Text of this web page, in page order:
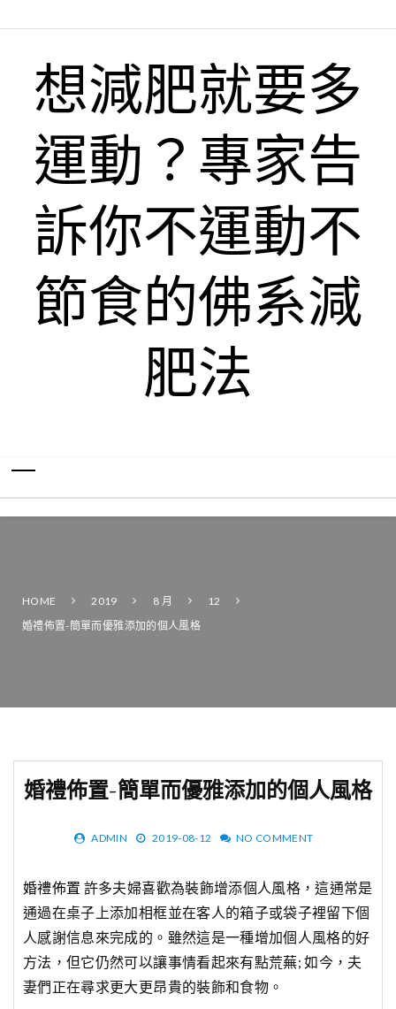
想減肥就要多
運動？專家告
訴你不運動不
節食的佛系減
肥法
HOME 2019 8 月
12
婚禮佈置-簡單而優雅添加的個人風格
婚禮佈置-簡單而優雅添加的個人風格
ADMIN 2019-08-12 NO COMMENT
婚禮佈置 許多夫婦喜歡為裝飾增添個人風格，這通常是
通過在桌子上添加相框並在客人的箱子或袋子裡留下個
人感謝信息來完成的。雖然這是一種增加個人風格的好
方法，但它仍然可以讓事情看起來有點荒蕪; 如今，夫
妻們正在尋求更大更昂貴的裝飾和食物。